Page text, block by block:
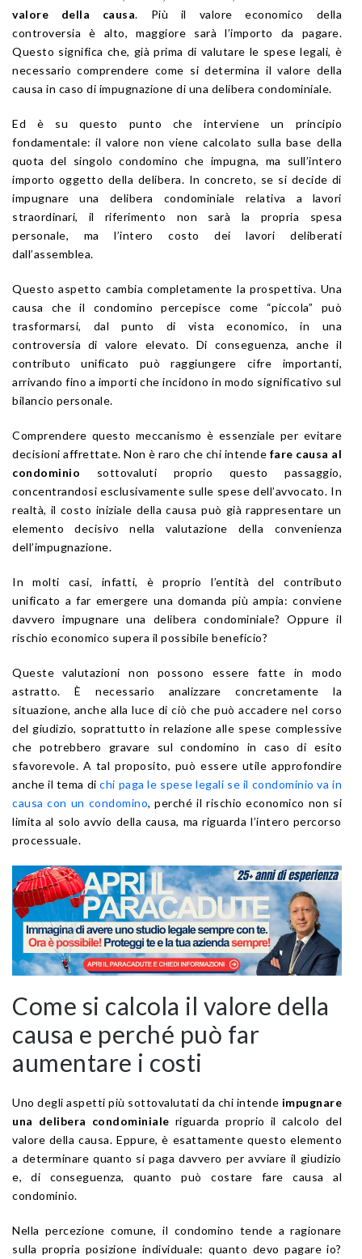
valore della causa. Più il valore economico della
controversia è alto, maggiore sarà l’importo da pagare.
Questo significa che, già prima di valutare le spese legali, è
necessario comprendere come si determina il valore della
causa in caso di impugnazione di una delibera condominiale.
Ed è su questo punto che interviene un principio
fondamentale: il valore non viene calcolato sulla base della
quota del singolo condomino che impugna, ma sull’intero
importo oggetto della delibera. In concreto, se si decide di
impugnare una delibera condominiale relativa a lavori
straordinari, il riferimento non sarà la propria spesa
personale, ma l’intero costo dei lavori deliberati
dall’assemblea.
Questo aspetto cambia completamente la prospettiva. Una
causa che il condomino percepisce come “piccola” può
trasformarsi, dal punto di vista economico, in una
controversia di valore elevato. Di conseguenza, anche il
contributo unificato può raggiungere cifre importanti,
arrivando fino a importi che incidono in modo significativo sul
bilancio personale.
Comprendere questo meccanismo è essenziale per evitare
decisioni affrettate. Non è raro che chi intende fare causa al
condominio sottovaluti proprio questo passaggio,
concentrandosi esclusivamente sulle spese dell’avvocato. In
realtà, il costo iniziale della causa può già rappresentare un
elemento decisivo nella valutazione della convenienza
dell’impugnazione.
In molti casi, infatti, è proprio l’entità del contributo
unificato a far emergere una domanda più ampia: conviene
davvero impugnare una delibera condominiale? Oppure il
rischio economico supera il possibile beneficio?
Queste valutazioni non possono essere fatte in modo
astratto. È necessario analizzare concretamente la
situazione, anche alla luce di ciò che può accadere nel corso
del giudizio, soprattutto in relazione alle spese complessive
che potrebbero gravare sul condomino in caso di esito
sfavorevole. A tal proposito, può essere utile approfondire
anche il tema dichi paga le spese legali se il condominio va in
causa con un condomino, perché il rischio economico non si
limita al solo avvio della causa, ma riguarda l’intero percorso
processuale.
Come si calcola il valore della
causa e perché può far
aumentare i costi
Uno degli aspetti più sottovalutati da chi intende impugnare
una delibera condominiale riguarda proprio il calcolo del
valore della causa. Eppure, è esattamente questo elemento
a determinare quanto si paga davvero per avviare il giudizio
e, di conseguenza, quanto può costare fare causa al
condominio.
Nella percezione comune, il condomino tende a ragionare
sulla propria posizione individuale: quanto devo pagare io?